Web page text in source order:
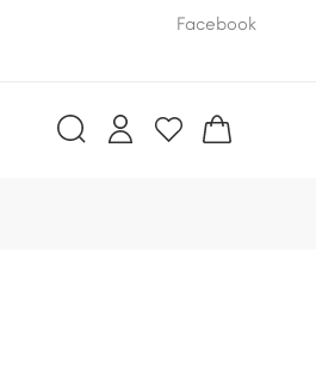
nous communiquer le numéro VIN
Facebook